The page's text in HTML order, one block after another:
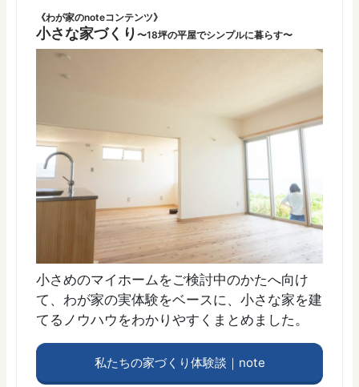
《わが家のnoteコンテンツ》
小さな家づくり 〜18坪の平屋でシンプルに暮らす〜
小さめのマイホームをご検討中のかたへ向け
て、わが家の実体験をベースに、小さな家を建
てるノウハウをわかりやすくまとめました。
私たちの家づくり体験談｜note